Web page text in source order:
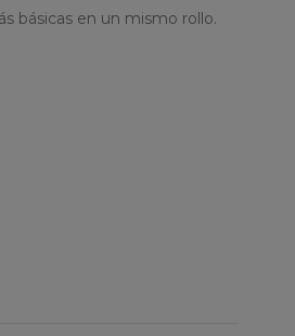
básicas en un mismo rollo.